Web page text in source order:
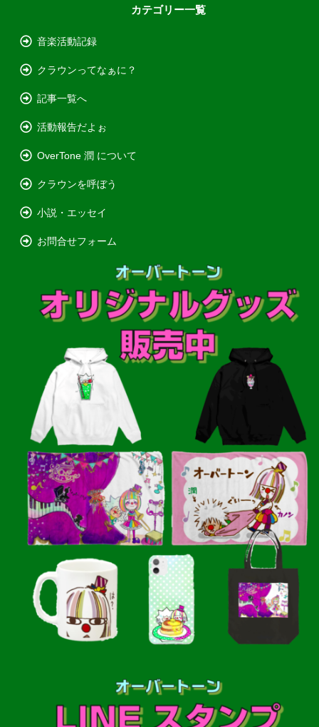
カテゴリー一覧
音楽活動記録
クラウンってなぁに？
記事一覧へ
活動報告だよぉ
OverTone 潤 について
クラウンを呼ぼう
小説・エッセイ
お問合せフォーム